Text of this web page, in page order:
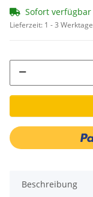
Sofort verfügbar
Lieferzeit: 1 - 3 Werktage
Beschreibung